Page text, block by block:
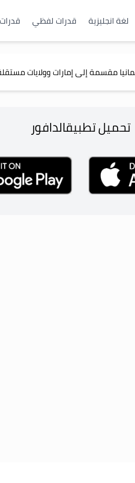
لغة انجليزية قدرات لفظي
مقسمة إلى إمارات وولايات
تحميل تطبيقالدافور